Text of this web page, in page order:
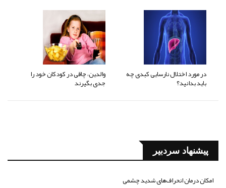
در مورد اختلال نارسایی کبدی چه
باید بدانید؟
والدین، چاقی در کودکان خود را
جدی بگیرند
پیشنهاد سردبیر
امکان درمان انحراف‌های شدید چشمی